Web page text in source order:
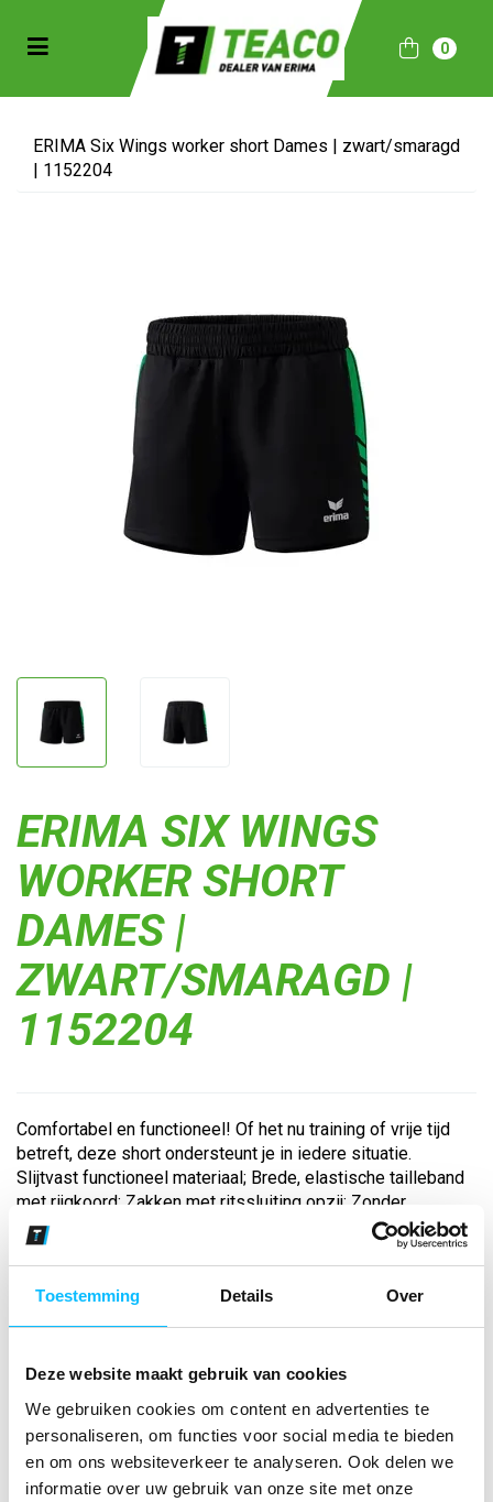
Toestemming Details Over
Deze website maakt gebruik van cookies
We gebruiken cookies om content en advertenties te
personaliseren, om functies voor social media te bieden
en om ons websiteverkeer te analyseren. Ook delen we
informatie over uw gebruik van onze site met onze
(Sportkleding)
(Collecties)
Toggle navigation 0
ERIMA Six Wings worker short Dames | zwart/smaragd
| 1152204
ERIMA SIX WINGS
WORKER SHORT
DAMES |
ZWART/SMARAGD |
1152204
Comfortabel en functioneel! Of het nu training of vrije tijd
betreft, deze short ondersteunt je in iedere situatie.
Slijtvast functioneel materiaal; Brede, elastische tailleband
met rijgkoord; Zakken met ritssluiting opzij; Zonder
binnenslip; ERIMA w...
Bekijk andere kleuren
Maat
Aantal